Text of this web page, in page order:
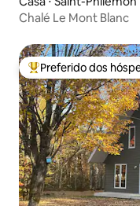
Chalé Le Mont Blanc
Entre os melhores
Preferido dos